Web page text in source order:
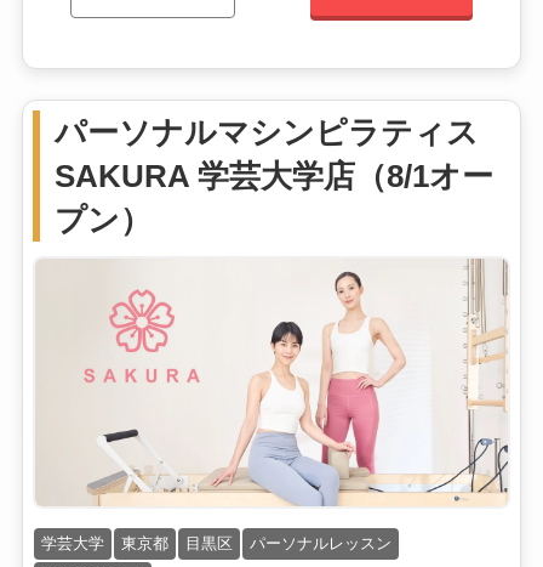
パーソナルマシンピラティス
SAKURA 学芸大学店（8/1オー
プン）
学芸大学 東京都 目黒区
パーソナルレッスン